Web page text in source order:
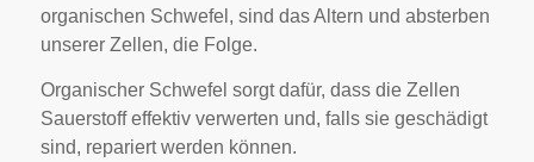
organischen Schwefel, sind das Altern und absterben
unserer Zellen, die Folge.
Organischer Schwefel sorgt dafür, dass die Zellen
Sauerstoff effektiv verwerten und, falls sie geschädigt
sind, repariert werden können.